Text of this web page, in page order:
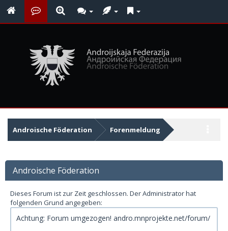
Androische Föderation Forenmeldung
Androische Föderation
Dieses Forum ist zur Zeit geschlossen. Der Administrator hat
folgenden Grund angegeben:
Achtung: Forum umgezogen! andro.mnprojekte.net/forum/